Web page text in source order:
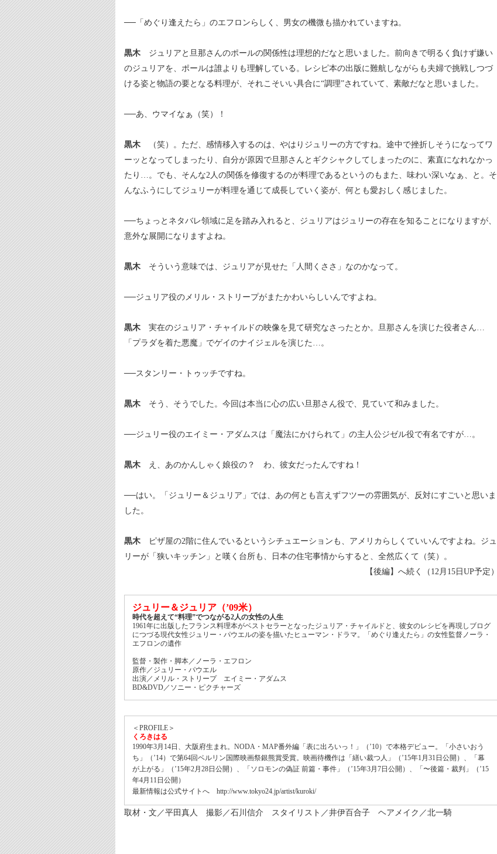
──「めぐり逢えたら」のエフロンらしく、男女の機微も描かれていますね。
黒木 ジュリアと旦那さんのポールの関係性は理想的だなと思いました。前向きで明るく負けず嫌い
のジュリアを、ポールは誰よりも理解している。レシピ本の出版に難航しながらも夫婦で挑戦しつづ
ける姿と物語の要となる料理が、それこそいい具合に“調理”されていて、素敵だなと思いました。
──あ、ウマイなぁ（笑）！
黒木 （笑）。ただ、感情移入するのは、やはりジュリーの方ですね。途中で挫折しそうになってワ
ーッとなってしまったり、自分が原因で旦那さんとギクシャクしてしまったのに、素直になれなかっ
たり…。でも、そんな2人の関係を修復するのが料理であるというのもまた、味わい深いなぁ、と。そ
んなふうにしてジュリーが料理を通じて成長していく姿が、何とも愛おしく感じました。
──ちょっとネタバレ領域に足を踏み入れると、ジュリアはジュリーの存在を知ることになりますが、
意外な展開になりますよね。
黒木 そういう意味では、ジュリアが見せた「人間くささ」なのかなって。
──ジュリア役のメリル・ストリープがまたかわいらしいんですよね。
黒木 実在のジュリア・チャイルドの映像を見て研究なさったとか。旦那さんを演じた役者さん…
「プラダを着た悪魔」でゲイのナイジェルを演じた…。
──スタンリー・トゥッチですね。
黒木 そう、そうでした。今回は本当に心の広い旦那さん役で、見ていて和みました。
──ジュリー役のエイミー・アダムスは「魔法にかけられて」の主人公ジゼル役で有名ですが…。
黒木 え、あのかんしゃく娘役の？ わ、彼女だったんですね！
──はい。「ジュリー＆ジュリア」では、あの何とも言えずフツーの雰囲気が、反対にすごいと思いま
した。
黒木 ピザ屋の2階に住んでいるというシチュエーションも、アメリカらしくていいんですよね。ジュ
リーが「狭いキッチン」と嘆く台所も、日本の住宅事情からすると、全然広くて（笑）。
【後編】へ続く（12月15日UP予定）
ジュリー＆ジュリア（’09米）
時代を超えて“料理”でつながる2人の女性の人生
1961年に出版したフランス料理本がベストセラーとなったジュリア・チャイルドと、彼女のレシピを再現しブログ
につづる現代女性ジュリー・パウエルの姿を描いたヒューマン・ドラマ。「めぐり逢えたら」の女性監督ノーラ・
エフロンの遺作
監督・製作・脚本／ノーラ・エフロン
原作／ジュリー・パウエル
出演／メリル・ストリープ エイミー・アダムス
BD&DVD／ソニー・ピクチャーズ
＜PROFILE＞
くろきはる
1990年3月14日、大阪府生まれ。NODA・MAP番外編「表に出ろいっ！」（’10）で本格デビュー。「小さいおう
ち」（’14）で第64回ベルリン国際映画祭銀熊賞受賞。映画待機作は「繕い裁つ人」（’15年1月31日公開）、「幕
が上がる」（’15年2月28日公開）、「ソロモンの偽証 前篇・事件」（’15年3月7日公開）、「〜後篇・裁判」（’15
年4月11日公開）
最新情報は公式サイトへ http://www.tokyo24.jp/artist/kuroki/
取材・文／平田真人 撮影／石川信介 スタイリスト／井伊百合子 ヘアメイク／北一騎